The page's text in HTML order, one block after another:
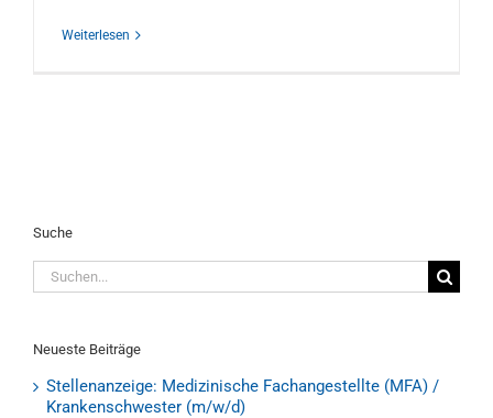
Weiterlesen
Suche
Suche
nach:
Neueste Beiträge
Stellenanzeige: Medizinische Fachangestellte (MFA) /
Krankenschwester (m/w/d)